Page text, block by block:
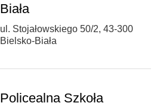
Biała
ul. Stojałowskiego 50/2, 43-300
Bielsko-Biała
Policealna Szkoła